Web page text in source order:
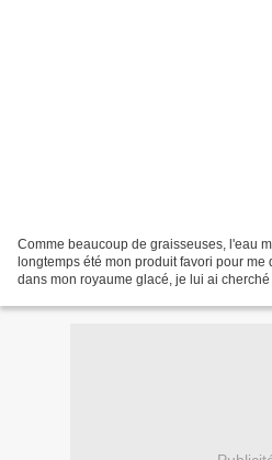
Comme beaucoup de graisseuses, l'eau
longtemps été mon produit favori pour
dans mon royaume glacé, je lui ai